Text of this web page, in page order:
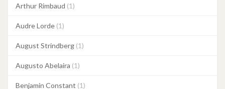
Arthur Rimbaud (1)
Audre Lorde (1)
August Strindberg (1)
Augusto Abelaira (1)
Benjamin Constant (1)